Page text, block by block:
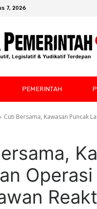
7, 2026
PEMERINTAH
Cuti Bersama, Kawasan Puncak